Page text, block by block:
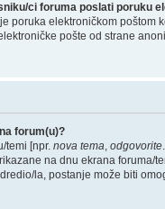
ci foruma poslati poruku
poruka elektroničkom
pošte od strane
forum(u)?
temi [npr. nova tema, odgovorite
na dnu ekrana foruma/
la, postanje može biti